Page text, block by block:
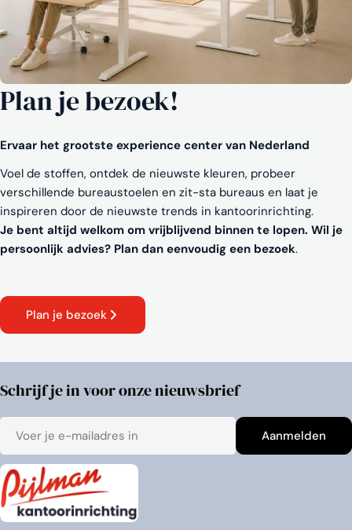
Plan je bezoek!
Ervaar het grootste experience center van Nederland
Voel de stoffen, ontdek de nieuwste kleuren, probeer
verschillende bureaustoelen en zit-sta bureaus en laat je
inspireren door de nieuwste trends in kantoorinrichting.
Je bent altijd welkom om vrijblijvend binnen te lopen. Wil je
persoonlijk advies? Plan dan eenvoudig een bezoek.
Plan je bezoek
Schrijf je in voor onze nieuwsbrief
mail
Aanmelden